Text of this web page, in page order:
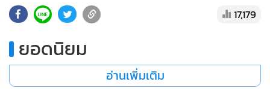
• SMEs
อินโดจีน
• กองทุนรวม
• Celeb Online
17,179
ยอดนิยม
อ่านเพิ่มเติม